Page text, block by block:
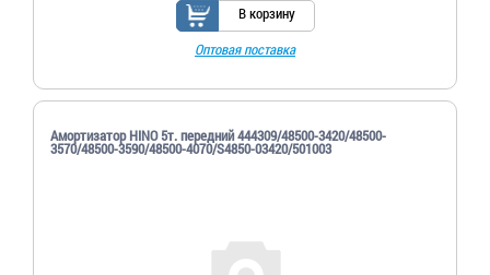
В корзину
Оптовая поставка
Амортизатор HINO 5т. передний 444309/48500-3420/48500-
3570/48500-3590/48500-4070/S4850-03420/501003